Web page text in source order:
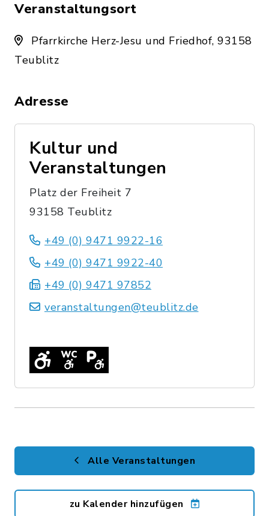
Veranstaltungsort
Pfarrkirche Herz-Jesu und Friedhof, 93158
Teublitz
Adresse
Kultur und
Veranstaltungen
Platz der Freiheit 7
93158 Teublitz
+49 (0) 9471 9922-16
+49 (0) 9471 9922-40
+49 (0) 9471 97852
veranstaltungen@teublitz.de
Alle Veranstaltungen
zu Kalender hinzufügen